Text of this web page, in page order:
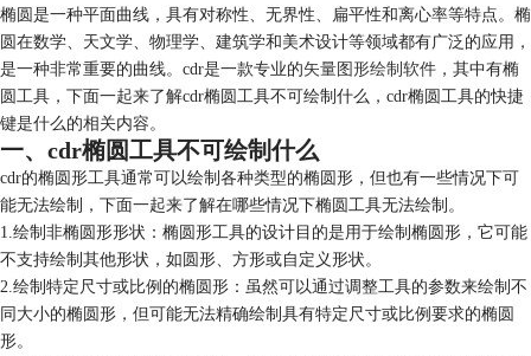
椭圆是一种平面曲线，具有对称性、无界性、扁平性和离心率等特点。椭
圆在数学、天文学、物理学、建筑学和美术设计等领域都有广泛的应用，
是一种非常重要的曲线。cdr是一款专业的矢量图形绘制软件 ，其中有椭
圆工具，下面一起来了解cdr椭圆工具不可绘制什么，cdr椭圆工具的快捷
键是什么的相关内容。
一、cdr椭圆工具不可绘制什么
cdr的椭圆形工具通常可以绘制各种类型的椭圆形，但也有一些情况下可
能无法绘制，下面一起来了解在哪些情况下椭圆工具无法绘制。
1.绘制非椭圆形形状：椭圆形工具的设计目的是用于绘制椭圆形，它可能
不支持绘制其他形状，如圆形、方形或自定义形状。
2.绘制特定尺寸或比例的椭圆形：虽然可以通过调整工具的参数来绘制不
同大小的椭圆形，但可能无法精确绘制具有特定尺寸或比例要求的椭圆
形。